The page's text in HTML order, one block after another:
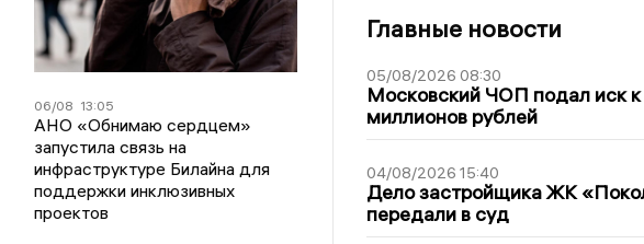
06/08 13:05
АНО «Обнимаю сердцем»
запустила связь на
инфраструктуре Билайна для
поддержки инклюзивных
проектов
Главные новости
05/08/2026 08:30
Московский ЧОП подал иск
миллионов рублей
04/08/2026 15:40
Дело застройщика ЖК
передали в суд